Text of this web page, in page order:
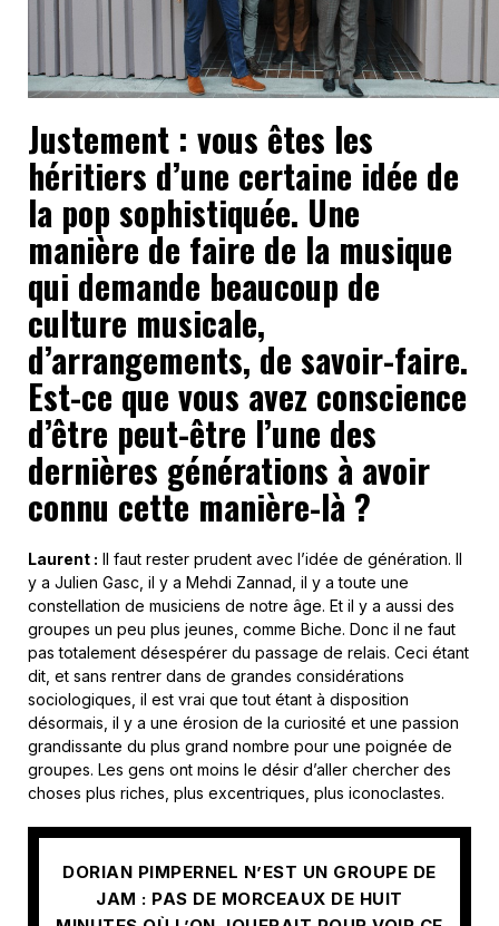
Justement : vous êtes les
héritiers d’une certaine idée de
la pop sophistiquée. Une
manière de faire de la musique
qui demande beaucoup de
culture musicale,
d’arrangements, de savoir-faire.
Est-ce que vous avez conscience
d’être peut-être l’une des
dernières générations à avoir
connu cette manière-là ?
Laurent : Il faut rester prudent avec l’idée de génération. Il
y a Julien Gasc, il y a Mehdi Zannad, il y a toute une
constellation de musiciens de notre âge. Et il y a aussi des
groupes un peu plus jeunes, comme Biche. Donc il ne faut
pas totalement désespérer du passage de relais. Ceci étant
dit, et sans rentrer dans de grandes considérations
sociologiques, il est vrai que tout étant à disposition
désormais, il y a une érosion de la curiosité et une passion
grandissante du plus grand nombre pour une poignée de
groupes. Les gens ont moins le désir d’aller chercher des
choses plus riches, plus excentriques, plus iconoclastes.
DORIAN PIMPERNEL N’EST UN GROUPE DE
JAM : PAS DE MORCEAUX DE HUIT